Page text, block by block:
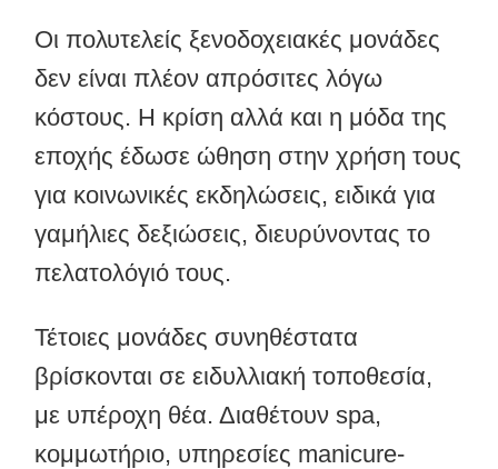
Οι πολυτελείς ξενοδοχειακές μονάδες
δεν είναι πλέον απρόσιτες λόγω
κόστους. Η κρίση αλλά και η μόδα της
εποχής έδωσε ώθηση στην χρήση τους
για κοινωνικές εκδηλώσεις, ειδικά για
γαμήλιες δεξιώσεις, διευρύνοντας το
πελατολόγιό τους.
Τέτοιες μονάδες συνηθέστατα
βρίσκονται σε ειδυλλιακή τοποθεσία,
με υπέροχη θέα. Διαθέτουν spa,
κομμωτήριο, υπηρεσίες manicure-